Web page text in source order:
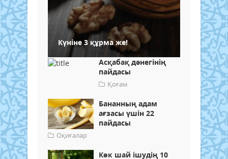
Күніне 3 құрма же!
Асқабақ дәнегінің
пайдасы
Қоғам
Бананның адам
ағзасы үшін 22
пайдасы
Оқиғалар
Көк шай ішудің 10